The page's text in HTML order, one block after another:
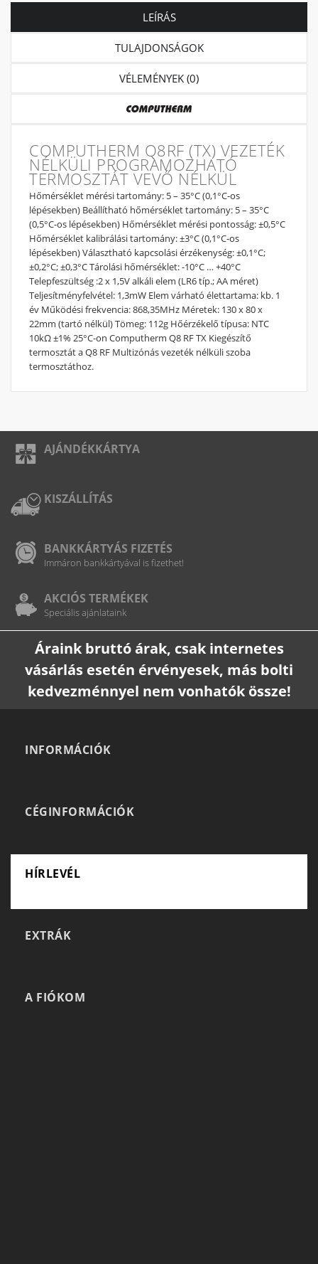
LEÍRÁS
TULAJDONSÁGOK
VÉLEMÉNYEK (0)
COMPUTHERM Q8RF (TX) VEZETÉK
NÉLKÜLI PROGRAMOZHATÓ
TERMOSZTÁT VEVŐ NÉLKÜL
Hőmérséklet mérési tartomány: 5 – 35°C (0,1°C-os
lépésekben) Beállítható hőmérséklet tartomány: 5 – 35°C
(0,5°C-os lépésekben) Hőmérséklet mérési pontosság: ±0,5°C
Hőmérséklet kalibrálási tartomány: ±3°C (0,1°C-os
lépésekben) Választható kapcsolási érzékenység: ±0,1°C;
±0,2°C; ±0,3°C Tárolási hőmérséklet: -10°C … +40°C
Telepfeszültség :2 x 1,5V alkáli elem (LR6 típ.; AA méret)
Teljesítményfelvétel: 1,3mW Elem várható élettartama: kb. 1
év Működési frekvencia: 868,35MHz Méretek: 130 x 80 x
22mm (tartó nélkül) Tömeg: 112g Hőérzékelő típusa: NTC
10kΩ ±1% 25°C-on Computherm Q8 RF TX Kiegészítő
termosztát a Q8 RF Multizónás vezeték nélküli szoba
termosztáthoz.
AJÁNDÉKKÁRTYA
KISZÁLLÍTÁS
BANKKÁRTYÁS FIZETÉS
Immáron bankkártyával is fizethet!
AKCIÓS TERMÉKEK
Speciális ajánlataink
Áraink bruttó árak, csak internetes
vásárlás esetén érvényesek, más bolti
kedvezménnyel nem vonhatók össze!
INFORMÁCIÓK
CÉGINFORMÁCIÓK
HÍRLEVÉL
EXTRÁK
A FIÓKOM